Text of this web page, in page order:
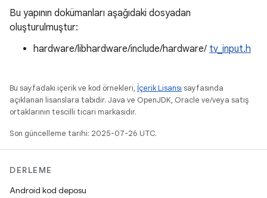
Bu yapının dokümanları aşağıdaki dosyadan
oluşturulmuştur:
hardware/libhardware/include/hardware/ tv_input.h
Bu sayfadaki içerik ve kod örnekleri, İçerik Lisansı sayfasında
açıklanan lisanslara tabidir. Java ve OpenJDK, Oracle ve/veya satış
ortaklarının tescilli ticari markasıdır.
Son güncelleme tarihi: 2025-07-26 UTC.
DERLEME
Android kod deposu